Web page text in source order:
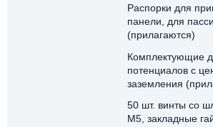
Распорки для
панели, для
(прилагаются)
Комплектующие
потенциалов с
заземления
50 шт. винты со
М5, закладные